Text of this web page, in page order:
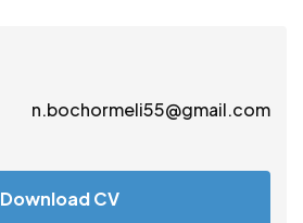
n.bochormeli55@gmail.com
Download CV